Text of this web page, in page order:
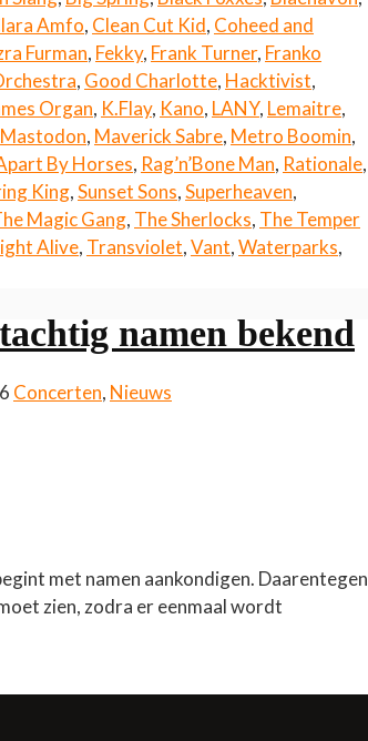
Amfo, Clean Cut Kid, Coheed and
Furman, Fekky, Frank Turner, Franko
, Good Charlotte, Hacktivist,
Organ, K.Flay, Kano, LANY, Lemaitre,
Mastodon, Maverick Sabre, Metro Boomin,
By Horses, Rag’n’Bone Man, Rationale,
King,Sunset Sons,Superheaven,
Magic Gang, The Sherlocks, The Temper
Alive, Transviolet,Vant,Waterparks,
namen bekend
Concerten, Nieuws
met namen aankondigen. Daarentegen
zien, zodra er eenmaal wordt